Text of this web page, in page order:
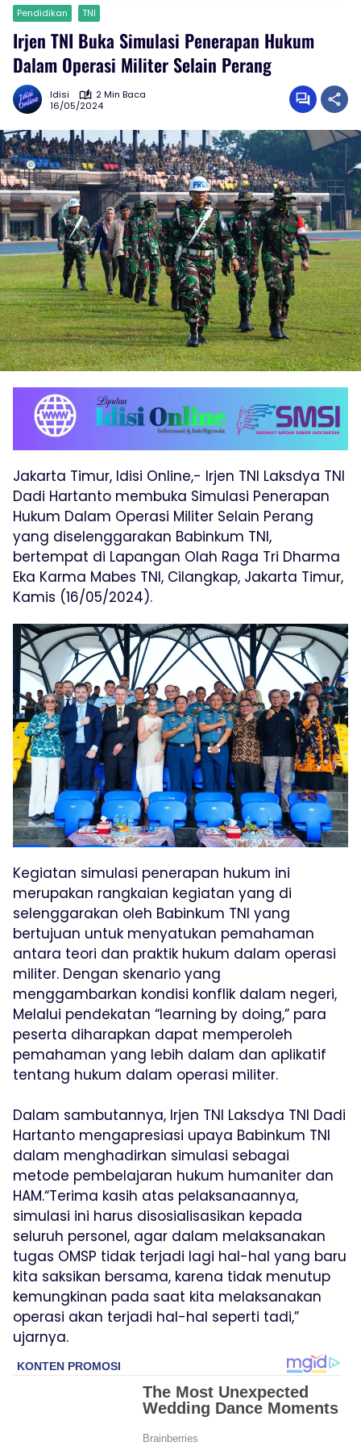
Pendidikan TNI
Irjen TNI Buka Simulasi Penerapan Hukum
Dalam Operasi Militer Selain Perang
Idisi
2 Min Baca
16/05/2024
Jakarta Timur, Idisi Online,- Irjen TNI Laksdya TNI
Dadi Hartanto membuka Simulasi Penerapan
Hukum Dalam Operasi Militer Selain Perang
yang diselenggarakan Babinkum TNI,
bertempat di Lapangan Olah Raga Tri Dharma
Eka Karma Mabes TNI, Cilangkap, Jakarta Timur,
Kamis (16/05/2024).
Kegiatan simulasi penerapan hukum ini
merupakan rangkaian kegiatan yang di
selenggarakan oleh Babinkum TNI yang
bertujuan untuk menyatukan pemahaman
antara teori dan praktik hukum dalam operasi
militer. Dengan skenario yang
menggambarkan kondisi konflik dalam negeri,
Melalui pendekatan “learning by doing,” para
peserta diharapkan dapat memperoleh
pemahaman yang lebih dalam dan aplikatif
tentang hukum dalam operasi militer.
Dalam sambutannya, Irjen TNI Laksdya TNI Dadi
Hartanto mengapresiasi upaya Babinkum TNI
dalam menghadirkan simulasi sebagai
metode pembelajaran hukum humaniter dan
HAM.“Terima kasih atas pelaksanaannya,
simulasi ini harus disosialisasikan kepada
seluruh personel, agar dalam melaksanakan
tugas OMSP tidak terjadi lagi hal-hal yang baru
kita saksikan bersama, karena tidak menutup
kemungkinan pada saat kita melaksanakan
operasi akan terjadi hal-hal seperti tadi,”
ujarnya.